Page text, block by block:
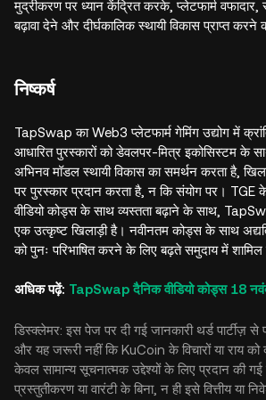
मुद्रीकरण पर ध्यान केंद्रित करके, प्लेटफार्म
बढ़ावा देने और दीर्घकालिक स्थायी विकास प्राप्त करने
निष्कर्ष
TapSwap का Web3 प्लेटफार्म गेमिंग उद्योग में
आधारित पुरस्कारों को डेवलपर-मित्र इकोसिस्टम के
अभिनव मॉडल स्थायी विकास का समर्थन करता है,
पर पुरस्कार प्रदान करता है, न कि संयोग पर।
वीडियो कोड्स के साथ व्यस्तता बढ़ाने के साथ,
एक उत्कृष्ट खिलाड़ी है। नवीनतम कोड्स के साथ
को पुनः परिभाषित करने के लिए बढ़ते समुदाय में शामिल
अधिक पढ़ें: TapSwap दैनिक वीडियो कोड्स 18
डिस्क्लेमर: इस पेज पर दी गई जानकारी थर्ड पार्टीज़ से
और यह जरूरी नहीं कि KuCoin के विचारों या राय को
केवल सामान्य सूचनात्मक उद्देश्यों के लिए प्रदान की
प्रस्तुतीकरण या वारंटी के बिना, न ही इसे वित्तीय या